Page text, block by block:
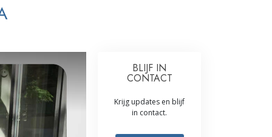
van Scientology
voor beginners
Assisten voor Ziektes en Verwondingen
Integriteit en Eerlijkheid
Het Huwelijk
BLIJF IN
CONTACT
Krijg updates en blijf
in contact.